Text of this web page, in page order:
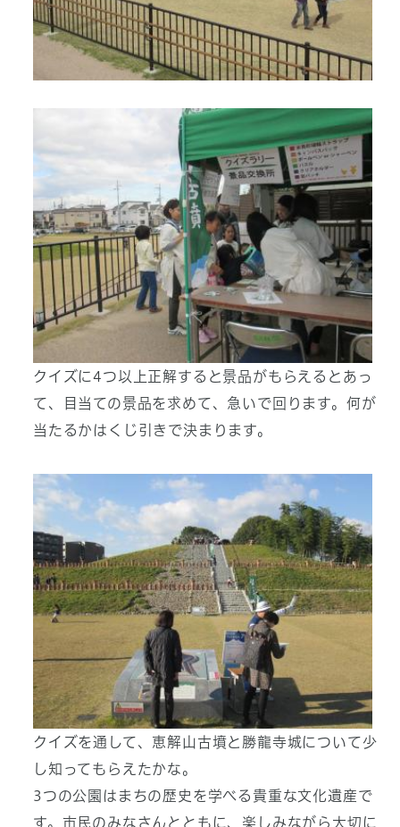
クイズに4つ以上正解すると景品がもらえるとあっ
て、目当ての景品を求めて、急いで回ります。何が
当たるかはくじ引きで決まります。
クイズを通して、恵解山古墳と勝龍寺城について少
し知ってもらえたかな。
3つの公園はまちの歴史を学べる貴重な文化遺産で
す。市民のみなさんとともに、楽しみながら大切に